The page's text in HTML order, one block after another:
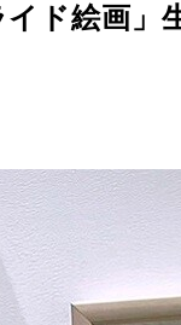
ド絵画」